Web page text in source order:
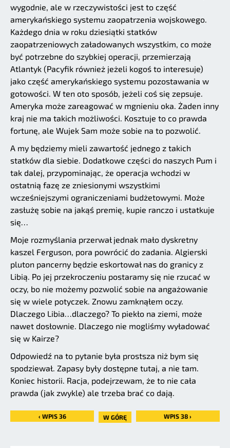
wygodnie, ale w rzeczywistości jest to część
amerykańskiego systemu zaopatrzenia wojskowego.
Każdego dnia w roku dziesiątki statków
zaopatrzeniowych załadowanych wszystkim, co może
być potrzebne do szybkiej operacji, przemierzają
Atlantyk (Pacyfik również jeżeli kogoś to interesuje)
jako część amerykańskiego systemu pozostawania w
gotowości. W ten oto sposób, jeżeli coś się zepsuje.
Ameryka może zareagować w mgnieniu oka. Żaden inny
kraj nie ma takich możliwości. Kosztuje to co prawda
fortunę, ale Wujek Sam może sobie na to pozwolić.
A my będziemy mieli zawartość jednego z takich
statków dla siebie. Dodatkowe części do naszych Pum i
tak dalej, przypominając, że operacja wchodzi w
ostatnią fazę ze zniesionymi wszystkimi
wcześniejszymi ograniczeniami budżetowymi. Może
zasłużę sobie na jakąś premię, kupie ranczo i ustatkuje
się…
Moje rozmyślania przerwał jednak mało dyskretny
kaszel Ferguson, pora powrócić do zadania. Algierski
pluton pancerny będzie eskortował nas do granicy z
Libią. Po jej przekroczeniu postaramy się nie rzucać w
oczy, bo nie możemy pozwolić sobie na angażowanie
się w wiele potyczek. Znowu zamknąłem oczy.
Dlaczego Libia…dlaczego? To piekło na ziemi, może
nawet dosłownie. Dlaczego nie mogliśmy wyładować
się w Kairze?
Odpowiedź na to pytanie była prostsza niż bym się
spodziewał. Zapasy były dostępne tutaj, a nie tam.
Koniec historii. Racja, podejrzewam, że to nie cała
prawda (jak zwykle) ale trzeba brać co dają.
‹ WPIS 36 W GÓRĘ WPIS 38 ›